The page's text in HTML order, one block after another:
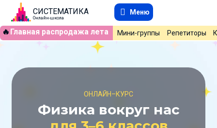
СИСТЕМАТИКА
Онлайн-школа
Меню
🔥 Главная распродажа лета Мини-группы Репетиторы
ОНЛАЙН–КУРС
Физика вокруг нас